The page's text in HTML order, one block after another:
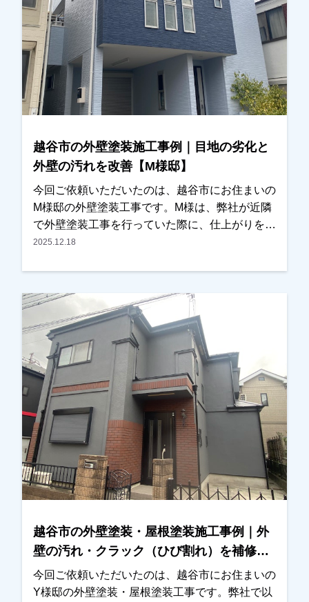
の傷みが進んでいることが分かり、今回の工事を
ご検討いただくことになりました。屋根について
は、塗装ではなく耐久性を考慮し、**屋根カバー
工法（重ね葺き工事）**をご提案させていただ
き、外壁は塗装工事にて施工させていただきまし
た。屋根は劣化が進むと雨漏りの原因になること
もあるため、早めに対処できてよかったとご主人
めについてはかなり悩まれておりましたが、カラ
ーシミュレーションを使いながら何度か打ち合わ
せをさせていただき、最終的には落ち着いた雰囲
気の外観に仕上がりました。仕上がりにも大変ご
満足いただくことができ、私たちもとても嬉しく
思っております。この度は大切なお住まいの外壁
にありがとうございました。
越谷市の外壁塗装施工事例｜目地の劣化と
外壁の汚れを改善【M様邸】
今回ご依頼いただいたのは、越谷市にお住まいの
M様邸の外壁塗装工事です。M様は、弊社が近隣
で外壁塗装工事を行っていた際に、仕上がりをご
覧になっていたそうで「とても綺麗に仕上がって
地（コーキング）の劣化が気になっており、そろ
そろ外壁塗装を検討しなければと考えていたとの
ことでした。そこでまず現地調査を行い、外壁の
状態や目地の傷みなどを確認させていただき、外
壁塗装工事のお見積りをご提出いたしました。施
工内容や金額についてもご納得いただきました
が、特に「近所で施工していたお宅のように綺麗
にしてほしい」というご希望が強く、今回も同じ
職人が担当して施工させていただくことになりま
した。外壁の色決めについては、カラーシミュレ
ーションをいくつかご確認いただき、最終的にお
住まいの雰囲気に合う色をお選びいただきまし
た。施工後は「とても綺麗に仕上がりました」と
たちも大変嬉しく思っております。この度は大切
なお住まいの外壁塗装工事をお任せいただき、誠
にありがとうございました。
2025.12.18
越谷市の外壁塗装・屋根塗装施工事例｜外
壁の汚れ・クラック（ひび割れ）を補修
【Y様邸】
今回ご依頼いただいたのは、越谷市にお住まいの
Y様邸の外壁塗装・屋根塗装工事です。弊社で以